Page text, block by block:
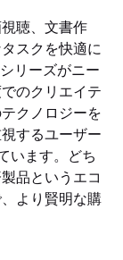
聴、文書作
スクを快適に
リーズがニー
のクリエイテ
クノロジーを
するユーザー
います。どち
品というエコ
より賢明な購